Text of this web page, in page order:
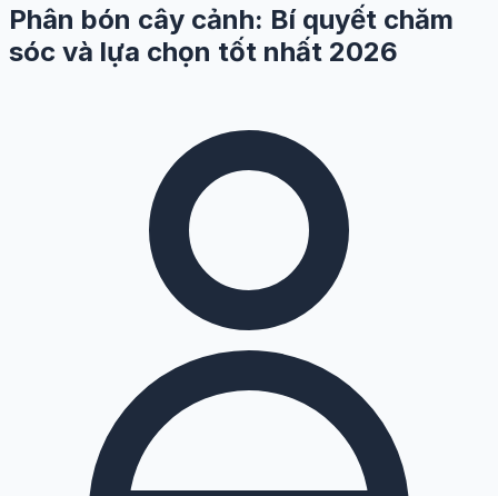
Phân bón cây cảnh: Bí quyết chăm
sóc và lựa chọn tốt nhất 2026